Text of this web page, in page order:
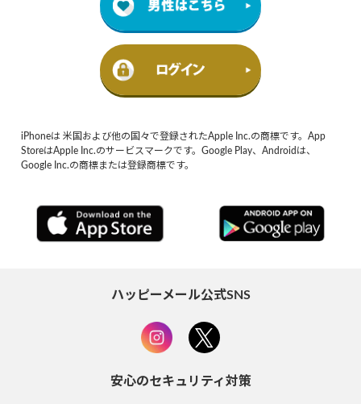
iPhoneは 米国および他の国々で登録されたApple Inc.の商標です。App
StoreはApple Inc.のサービスマークです。Google Play、Androidは、
Google Inc.の商標または登録商標です。
ハッピーメール公式SNS
安心のセキュリティ対策